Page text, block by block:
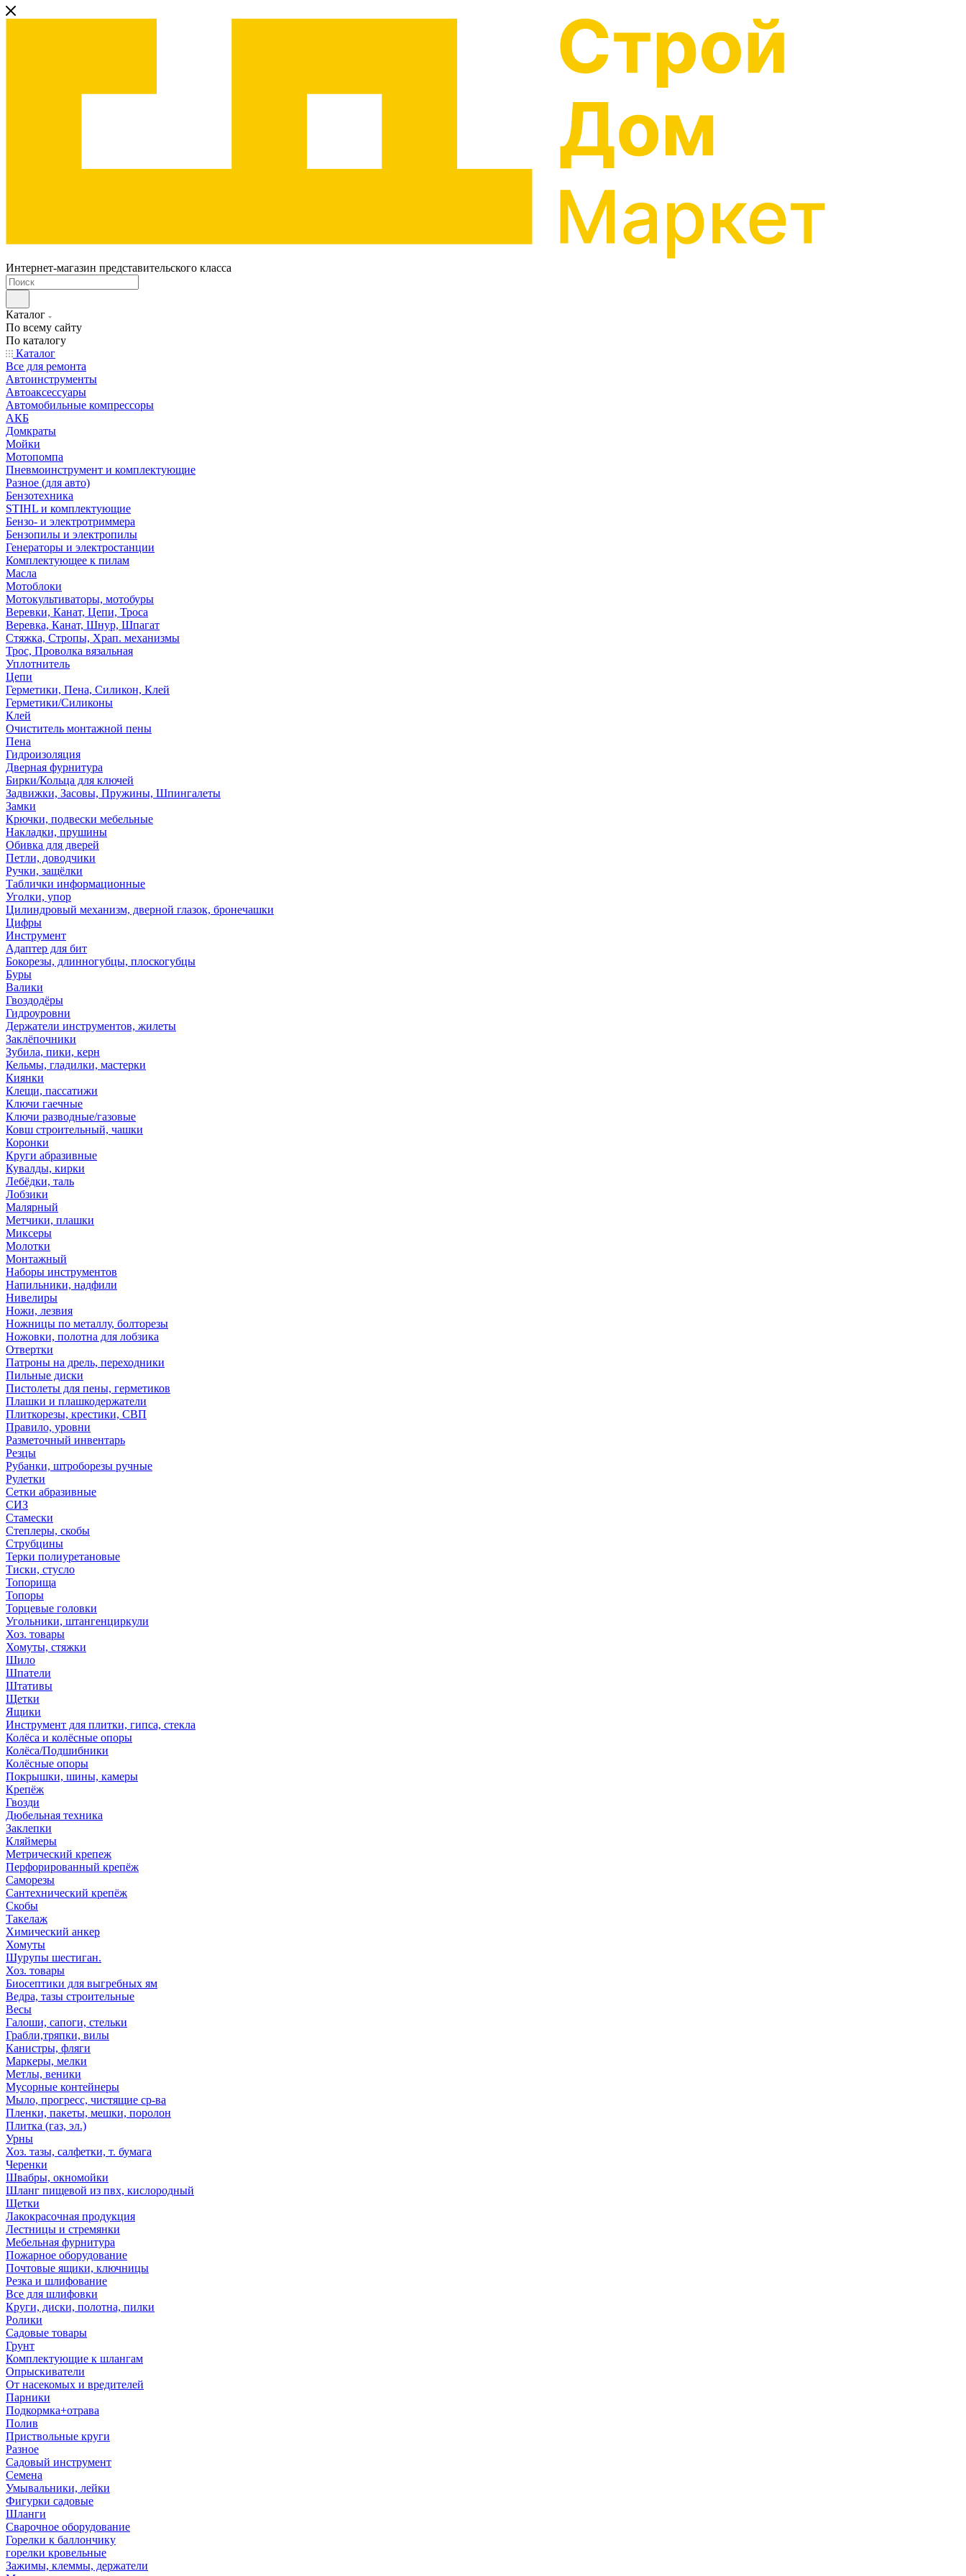
Интернет-магазин представительского класса
Каталог
По всему сайту
По каталогу
Каталог
Все для ремонта
Автоинструменты
Автоаксессуары
Автомобильные компрессоры
АКБ
Домкраты
Мойки
Мотопомпа
Пневмоинструмент и комплектующие
Разное (для авто)
Бензотехника
STIHL и комплектующие
Бензо- и электротриммера
Бензопилы и электропилы
Генераторы и электростанции
Комплектующее к пилам
Масла
Мотоблоки
Мотокультиваторы, мотобуры
Веревки, Канат, Цепи, Троса
Веревка, Канат, Шнур, Шпагат
Стяжка, Стропы, Храп. механизмы
Трос, Проволка вязальная
Уплотнитель
Цепи
Герметики, Пена, Силикон, Клей
Герметики/Силиконы
Клей
Очиститель монтажной пены
Пена
Гидроизоляция
Дверная фурнитура
Бирки/Кольца для ключей
Задвижки, Засовы, Пружины, Шпингалеты
Замки
Крючки, подвески мебельные
Накладки, прушины
Обивка для дверей
Петли, доводчики
Ручки, защёлки
Таблички информационные
Уголки, упор
Цилиндровый механизм, дверной глазок, бронечашки
Цифры
Инструмент
Адаптер для бит
Бокорезы, длинногубцы, плоскогубцы
Буры
Валики
Гвоздодёры
Гидроуровни
Держатели инструментов, жилеты
Заклёпочники
Зубила, пики, керн
Кельмы, гладилки, мастерки
Киянки
Клещи, пассатижи
Ключи гаечные
Ключи разводные/газовые
Ковш строительный, чашки
Коронки
Круги абразивные
Кувалды, кирки
Лебёдки, таль
Лобзики
Малярный
Метчики, плашки
Миксеры
Молотки
Монтажный
Наборы инструментов
Напильники, надфили
Нивелиры
Ножи, лезвия
Ножницы по металлу, болторезы
Ножовки, полотна для лобзика
Отвертки
Патроны на дрель, переходники
Пильные диски
Пистолеты для пены, герметиков
Плашки и плашкодержатели
Плиткорезы, крестики, СВП
Правило, уровни
Разметочный инвентарь
Резцы
Рубанки, штроборезы ручные
Рулетки
Сетки абразивные
СИЗ
Стамески
Степлеры, скобы
Струбцины
Терки полиуретановые
Тиски, стусло
Топорища
Топоры
Торцевые головки
Угольники, штангенциркули
Хоз. товары
Хомуты, стяжки
Шило
Шпатели
Штативы
Щетки
Ящики
Инструмент для плитки, гипса, стекла
Колёса и колёсные опоры
Колёса/Подшибники
Колёсные опоры
Покрышки, шины, камеры
Крепёж
Гвозди
Дюбельная техника
Заклепки
Кляймеры
Метрический крепеж
Перфорированный крепёж
Саморезы
Сантехнический крепёж
Скобы
Такелаж
Химический анкер
Хомуты
Шурупы шестиган.
Хоз. товары
Биосептики для выгребных ям
Ведра, тазы строительные
Весы
Галоши, сапоги, стельки
Грабли,тряпки, вилы
Канистры, фляги
Маркеры, мелки
Метлы, веники
Мусорные контейнеры
Мыло, прогресс, чистящие ср-ва
Пленки, пакеты, мешки, поролон
Плитка (газ, эл.)
Урны
Хоз. тазы, салфетки, т. бумага
Черенки
Швабры, окномойки
Шланг пищевой из пвх, кислородный
Щетки
Лакокрасочная продукция
Лестницы и стремянки
Мебельная фурнитура
Пожарное оборудование
Почтовые ящики, ключницы
Резка и шлифование
Все для шлифовки
Круги, диски, полотна, пилки
Ролики
Садовые товары
Грунт
Комплектующие к шлангам
Опрыскиватели
От насекомых и вредителей
Парники
Подкормка+отрава
Полив
Приствольные круги
Разное
Садовый инструмент
Семена
Умывальники, лейки
Фигурки садовые
Шланги
Сварочное оборудование
Горелки к баллончику
горелки кровельные
Зажимы, клеммы, держатели